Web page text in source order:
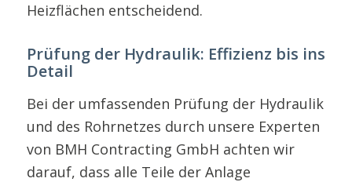
Heizflächen entscheidend.
Prüfung der Hydraulik: Effizienz bis ins
Detail
Bei der umfassenden Prüfung der Hydraulik
und des Rohrnetzes durch unsere Experten
von BMH Contracting GmbH achten wir
darauf, dass alle Teile der Anlage